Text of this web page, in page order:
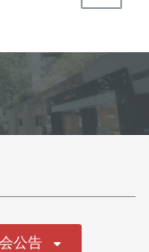
公告